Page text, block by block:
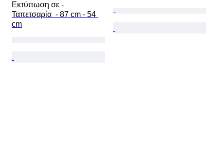
Εκτύπωση σε -
Ταπετσαρία  - 87 cm - 54
cm